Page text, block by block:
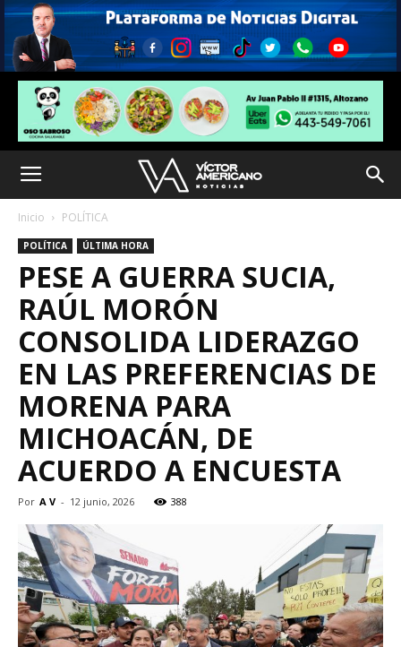
Inicio POLÍTICA
POLÍTICA ÚLTIMA HORA
PESE A GUERRA SUCIA,
RAÚL MORÓN
CONSOLIDA LIDERAZGO
EN LAS PREFERENCIAS DE
MORENA PARA
MICHOACÁN, DE
ACUERDO A ENCUESTA
Por A V - 12 junio, 2026 388